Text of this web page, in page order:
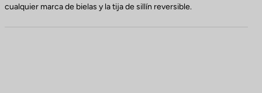
cualquier marca de bielas y la tija de sillín reversible.